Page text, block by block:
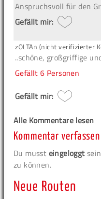
Anspruchsvoll für den
Gefällt mir:
zOLTAn (nicht verifizierter
..schöne, großgriffige
Gefällt6 Personen
Gefällt mir:
Alle Kommentare lesen
Kommentar verfassen
Du musst eingeloggt
zu können.
Neue Routen